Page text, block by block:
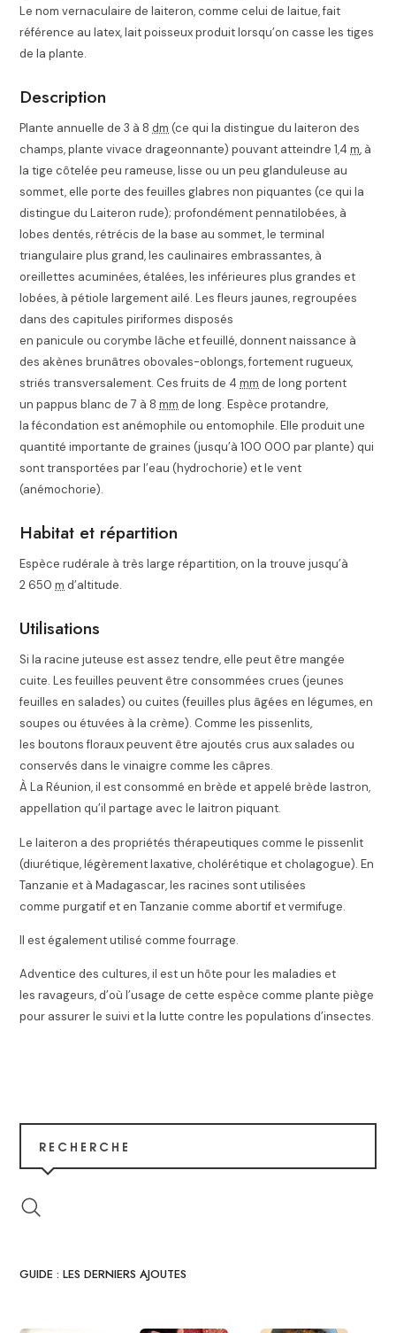
Le nom vernaculaire de laiteron, comme celui de laitue, fait
référence au latex, lait poisseux produit lorsqu’on casse les tiges
de la plante.
Description
Plante annuelle de 3 à 8dm (ce qui la distingue du laiteron des
champs, plante vivace drageonnante) pouvant atteindre 1,4m, à
la tige côtelée peu rameuse, lisse ou un peu glanduleuse au
sommet, elle porte des feuilles glabres non piquantes (ce qui la
distingue du Laiteron rude); profondément pennatilobées, à
lobes dentés, rétrécis de la base au sommet, le terminal
triangulaire plus grand, les caulinaires embrassantes, à
oreillettes acuminées, étalées, les inférieures plus grandes et
lobées, à pétiole largement ailé. Les fleurs jaunes, regroupées
dans des capitules piriformes disposés
en panicule ou corymbe lâche et feuillé, donnent naissance à
des akènes brunâtres obovales-oblongs, fortement rugueux,
striés transversalement. Ces fruits de 4mm de long portent
un pappus blanc de 7 à 8mm de long. Espèce protandre,
la fécondation est anémophile ou entomophile. Elle produit une
quantité importante de graines (jusqu’à 100 000 par plante) qui
sont transportées par l’eau (hydrochorie) et le vent
(anémochorie).
Habitat et répartition
Espèce rudérale à très large répartition, on la trouve jusqu’à
2 650m d’altitude.
Utilisations
Si la racine juteuse est assez tendre, elle peut être mangée
cuite. Les feuilles peuvent être consommées crues (jeunes
feuilles en salades) ou cuites (feuilles plus âgées en légumes, en
soupes ou étuvées à la crème). Comme les pissenlits,
les boutons floraux peuvent être ajoutés crus aux salades ou
conservés dans le vinaigre comme les câpres.
À La Réunion, il est consommé en brède et appelé brède lastron,
appellation qu’il partage avec le laitron piquant.
Le laiteron a des propriétés thérapeutiques comme le pissenlit
(diurétique, légèrement laxative, cholérétique et cholagogue). En
Tanzanie et à Madagascar, les racines sont utilisées
comme purgatif et en Tanzanie comme abortif et vermifuge.
Il est également utilisé comme fourrage.
Adventice des cultures, il est un hôte pour les maladies et
les ravageurs, d’où l’usage de cette espèce comme plante piège
pour assurer le suivi et la lutte contre les populations d’insectes.
RECHERCHE
GUIDE : LES DERNIERS AJOUTES